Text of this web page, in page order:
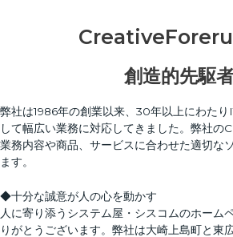
創造的先駆
弊社は1986年の創業以来、30年以上にわたり
して幅広い業務に対応してきました。弊社
業務内容や商品、サービスに合わせた適切な
ます。
◆十分な誠意が人の心を動かす
人に寄り添うシステム屋・シスコムのホーム
りがとうございます。弊社は大崎上島町と東